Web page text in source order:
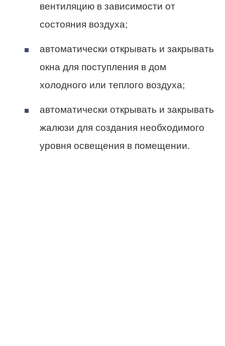
вентиляцию в зависимости от
состояния воздуха;
автоматически открывать и закрывать
окна для поступления в дом
холодного или теплого воздуха;
автоматически открывать и закрывать
жалюзи для создания необходимого
уровня освещения в помещении.